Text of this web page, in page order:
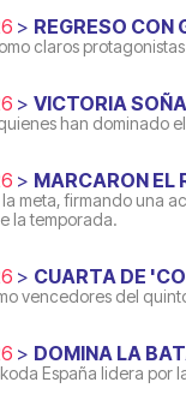
> REGRESO CON
claros
> VICTORIA
han dominado
> MARCARON EL
meta, firmando una
la temporada.
> CUARTA DE
vencedores del
> DOMINA LA
España lidera